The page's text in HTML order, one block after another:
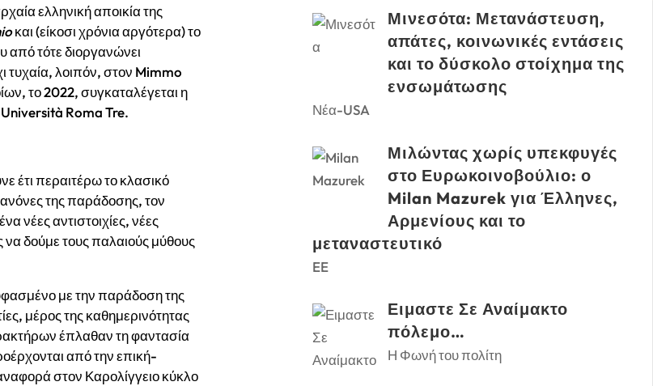
ελληνική αποικία της
και (είκοσι χρόνια αργότερα) το
από τότε διοργανώνει
τυχαία, λοιπόν, στον Mimmo
το 2022, συγκαταλέγεται η
Università Roma Tre.
έτι περαιτέρω το κλασικό
της παράδοσης, τον
νέες αντιστοιχίες, νέες
να δούμε τους παλαιούς μύθους
με την παράδοση της
μέρος της καθημερινότητας
έπλαθαν τη φαντασία
από την επική-
στον Καρολίγγειο κύκλο
Μινεσότα: Μετανάστευση,
απάτες, κοινωνικές εντάσεις
και το δύσκολο στοίχημα της
ενσωμάτωσης
Νέα-USA
Μιλώντας χωρίς υπεκφυγές
στο Ευρωκοινοβούλιο: ο
Milan Mazurek για Έλληνες,
Αρμενίους και το
μεταναστευτικό
EE
Ειμαστε Σε Αναίμακτο
πόλεμο…
Η Φωνή του πολίτη